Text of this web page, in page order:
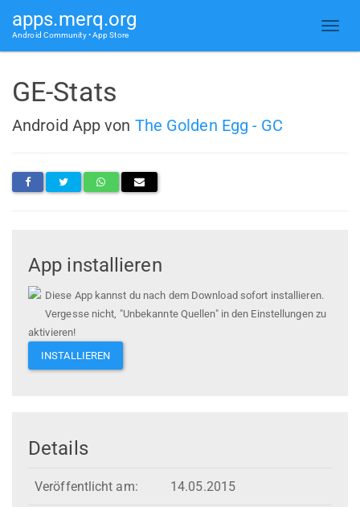
apps.merq.org
Android Community • App Store
GE-Stats
Android App von The Golden Egg - GC
App installieren
Diese App kannst du nach dem Download sofort installieren.
Vergesse nicht, "Unbekannte Quellen" in den Einstellungen zu
aktivieren!
INSTALLIEREN
Details
Veröffentlicht am: 14.05.2015